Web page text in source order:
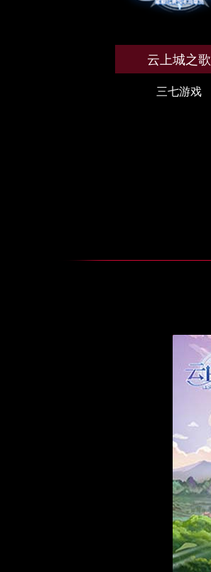
云上城之歌
三七游戏